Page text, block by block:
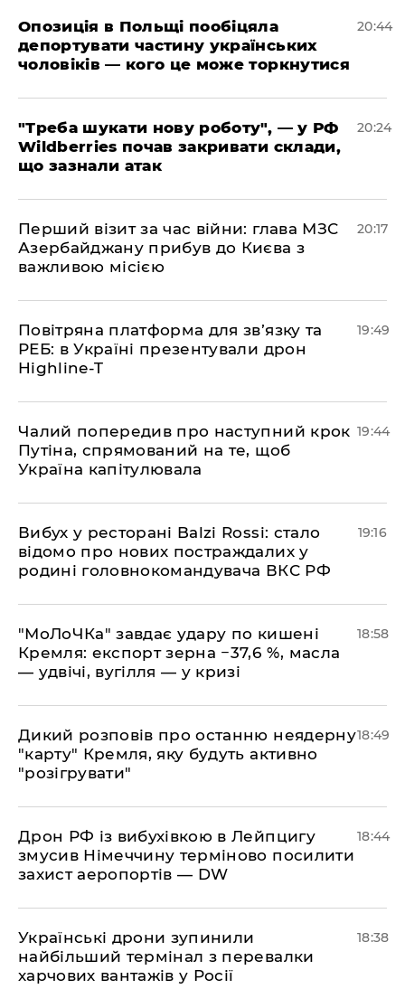
​Опозиція в Польщі пообіцяла
депортувати частину українських
чоловіків — кого це може торкнутися
20:44
​"Треба шукати нову роботу", — у РФ
Wildberries почав закривати склади,
що зазнали атак
20:24
​Перший візит за час війни: глава МЗС
Азербайджану прибув до Києва з
важливою місією
20:17
​Повітряна платформа для зв’язку та
РЕБ: в Україні презентували дрон
Highline-T
19:49
​Чалий попередив про наступний крок
Путіна, спрямований на те, щоб
Україна капітулювала
19:44
​Вибух у ресторані Balzi Rossi: стало
відомо про нових постраждалих у
родині головнокомандувача ВКС РФ
19:16
​"МоЛоЧКа" завдає удару по кишені
Кремля: експорт зерна −37,6 %, масла
— удвічі, вугілля — у кризі
18:58
​Дикий розповів про останню неядерну
"карту" Кремля, яку будуть активно
"розігрувати"
18:49
​Дрон РФ із вибухівкою в Лейпцигу
змусив Німеччину терміново посилити
захист аеропортів — DW
18:44
​Українські дрони зупинили
найбільший термінал з перевалки
харчових вантажів у Росії
18:38